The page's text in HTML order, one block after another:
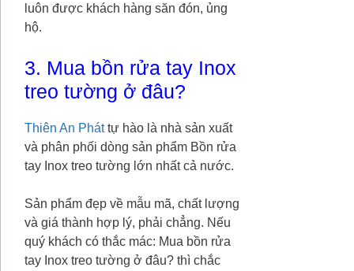
luôn được khách hàng săn đón, ủng
hộ.
3. Mua bồn rửa tay Inox
treo tường ở đâu?
Thiên An Pháttự hào là nhà sản xuất
và phân phối dòng sản phẩm Bồn rửa
tay Inox treo tường lớn nhất cả nước.
Sản phẩm đẹp về mẫu mã, chất lượng
và giá thành hợp lý, phải chẳng. Nếu
quý khách có thắc mác: Mua bồn rửa
tay Inox treo tường ở đâu? thì chắc